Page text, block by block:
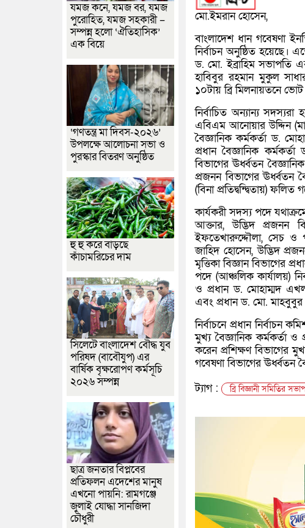
মো.ইমরান হোসেন,
বাংলাদেশ ধান গবেষণা
নির্বাচন অনুষ্ঠিত হয়েছে।
ড. মো. ইব্রাহিম সভাপতি
হাবিবুর রহমান মুকুল
১০টায় ব্রি মিলনায়তনে
নির্বাচিত অন্যান্য সদস্যরা
এবিএম আনোয়ার উদ্দিন
বৈজ্ঞানিক কর্মকর্তা ড.
প্রধান বৈজ্ঞানিক
বিভাগের ঊর্ধ্বতন
প্রজনন বিভাগের ঊর্ধ্বতন
(বিনা প্রতিদ্বন্দ্বিতায়)
কার্যকরী সদস্য পদে
আক্তার, উদ্ভিদ প্রজনন
ইফতেখারুদ্দৌলা, সেচ ও
জাহিদ হোসেন, উদ্ভিদ
মৃত্তিকা বিজ্ঞান বিভাগের
পদে (আঞ্চলিক কার্যালয়)
ও প্রধান ড. মোহাম্মদ
এবং প্রধান ড. মো. মাহবুবুর
নির্বাচনে প্রধান নির্বাচন
মুখ্য বৈজ্ঞানিক কর্মকর্তা
করেন প্রশিক্ষণ বিভাগের
গবেষণা বিভাগের ঊর্ধ্বতন
ট্যাগ :
ব্রি বিজ্ঞানী সমিতির
যমজ কনে, যমজ বর, যমজ
পুরোহিত, যমজ সহকারী –
সম্পন্ন হলো ‘ঐতিহাসিক’
এক বিয়ে
‘গণতন্ত্র মা দিবস-২০২৬’
উপলক্ষে আলোচনা সভা ও
পুরস্কার বিতরণ অনুষ্ঠিত
হু হু করে বাড়ছে
কাঁচামরিচের দাম
সিলেটে বাংলাদেশ বৌদ্ধ যুব
পরিষদ (বাবৌযুপ) এর
বার্ষিক বৃক্ষরোপণ কর্মসূচি
২০২৬ সম্পন্ন
ছাত্র জনতার বিপ্লবের
প্রতিফলন এদেশের মানুষ
এখনো পায়নি: রামগঞ্জে
জুলাই যোদ্ধা সানজিদা
চৌধুরী